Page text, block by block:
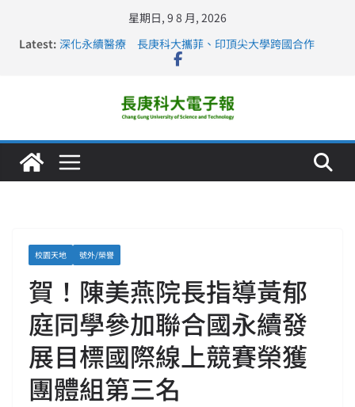
星期日, 9 8 月, 2026
Latest: 深化永續醫療 長庚科大攜菲、印頂尖大學跨國合作
長庚科大訪凱瑟醫療集團、美容學校收穫豐
仁德醫專與長庚科大締結策略聯盟 培育護理尖兵
長庚科大連四年穩居《遠見》醫學大學第5名 辦學實力再
校園天地 號外/榮譽
賀！陳美燕院長指導黃郁
庭同學參加聯合國永續發
展目標國際線上競賽榮獲
團體組第三名